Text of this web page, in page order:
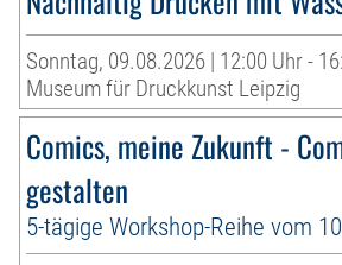
Sonntag, 09.08.2026 | 12:00 Uhr -
Museum für Druckkunst Leipzig
Comics, meine Zukunft -
gestalten
5-tägige Workshop-Reihe vom